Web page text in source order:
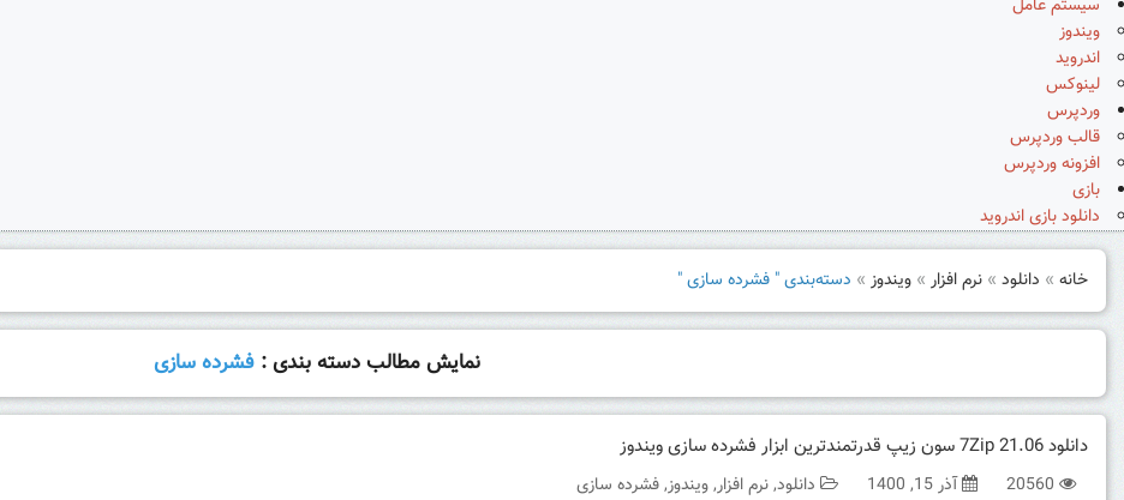
سیستم عامل
ویندوز
اندروید
لینوکس
وردپرس
قالب وردپرس
افزونه وردپرس
بازی
دانلود بازی اندروید
خانه » دانلود » نرم افزار » ویندوز » دسته‌بندی " فشرده سازی "
نمایش مطالب دسته بندی : فشرده سازی
دانلود 7Zip 21.06 سون زیپ قدرتمندترین ابزار فشرده سازی ویندوز
20560 آذر 15, 1400 دانلود,نرم افزار,ویندوز,فشرده سازی